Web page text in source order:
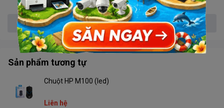
Nguồn cấp 5V/500mA DC
Kích thước (mm) 125 × 65 × 22 (mm)
Xem thêm
Sản phẩm tương tự
Chuột HP M100 (led)
Liên hệ